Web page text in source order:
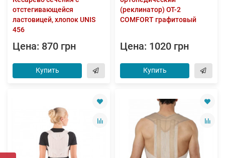
отстегивающейся
ластовицей, хлопок UNIS
456
Цена: 870 грн
Купить
(реклинатор) ОТ-2
COMFORT графитовый
Цена: 1020 грн
Купить